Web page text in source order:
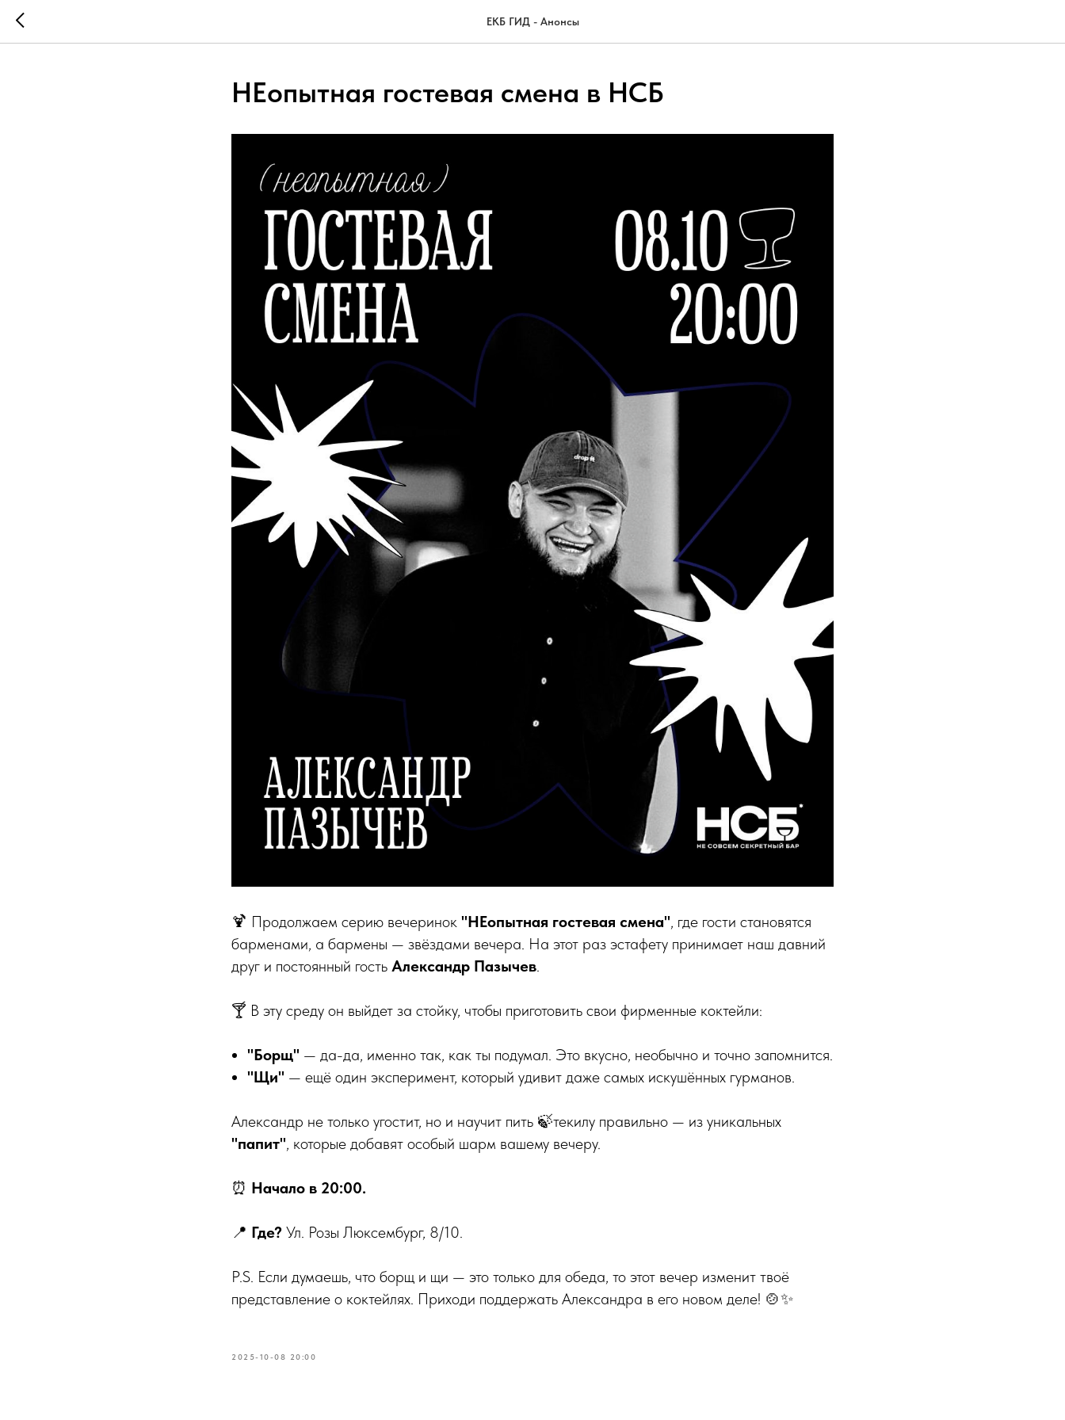
ЕКБ ГИД - Анонсы
НЕопытная гостевая смена в НСБ
🍹 Продолжаем серию вечеринок "НЕопытная гостевая смена", где гости становятся
барменами, а бармены — звёздами вечера. На этот раз эстафету принимает наш давний
друг и постоянный гость Александр Пазычев.
🍸 В эту среду он выйдет за стойку, чтобы приготовить свои фирменные коктейли:
"Борщ" — да-да, именно так, как ты подумал. Это вкусно, необычно и точно запомнится.
"Щи" — ещё один эксперимент, который удивит даже самых искушённых гурманов.
Александр не только угостит, но и научит пить 🍃текилу правильно — из уникальных
"папит", которые добавят особый шарм вашему вечеру.
⏰ Начало в 20:00.
📍 Где? Ул. Розы Люксембург, 8/10.
P.S. Если думаешь, что борщ и щи — это только для обеда, то этот вечер изменит твоё
представление о коктейлях. Приходи поддержать Александра в его новом деле! 🍲✨
2025-10-08 20:00